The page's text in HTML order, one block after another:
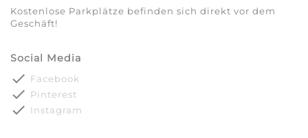
Kostenlose Parkplätze befinden sich direkt vor dem
Geschäft!
Social Media
done Facebook
done Pinterest
done Instagram